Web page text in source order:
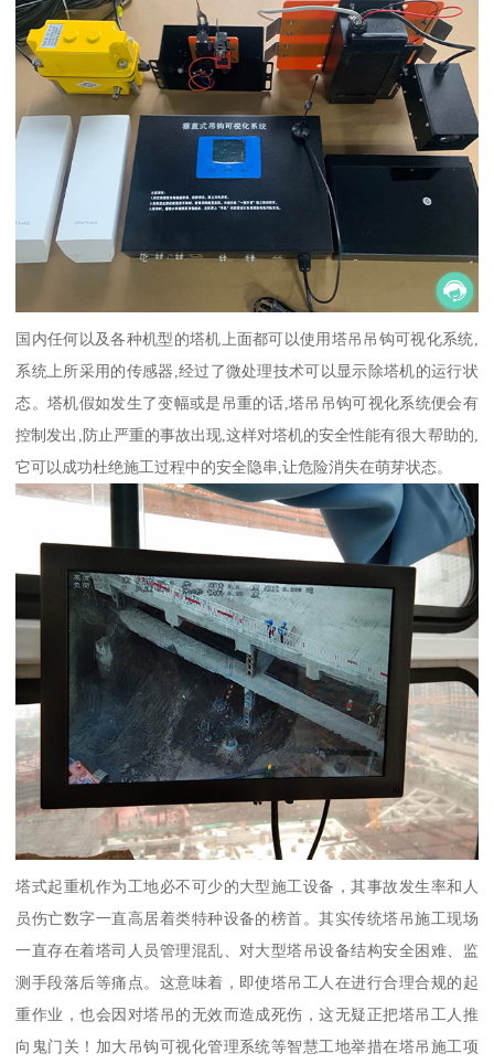
国内任何以及各种机型的塔机上面都可以使用塔吊吊钩可视化系统,
系统上所采用的传感器,经过了微处理技术可以显示除塔机的运行状
态。塔机假如发生了变幅或是吊重的话,塔吊吊钩可视化系统便会有
控制发出,防止严重的事故出现,这样对塔机的安全性能有很大帮助的,
它可以成功杜绝施工过程中的安全隐串,让危险消失在萌芽状态。
塔式起重机作为工地必不可少的大型施工设备，其事故发生率和人
员伤亡数字一直高居着类特种设备的榜首。其实传统塔吊施工现场
一直存在着塔司人员管理混乱、对大型塔吊设备结构安全困难、监
测手段落后等痛点。这意味着，即使塔吊工人在进行合理合规的起
重作业，也会因对塔吊的无效而造成死伤，这无疑正把塔吊工人推
向鬼门关！加大吊钩可视化管理系统等智慧工地举措在塔吊施工项